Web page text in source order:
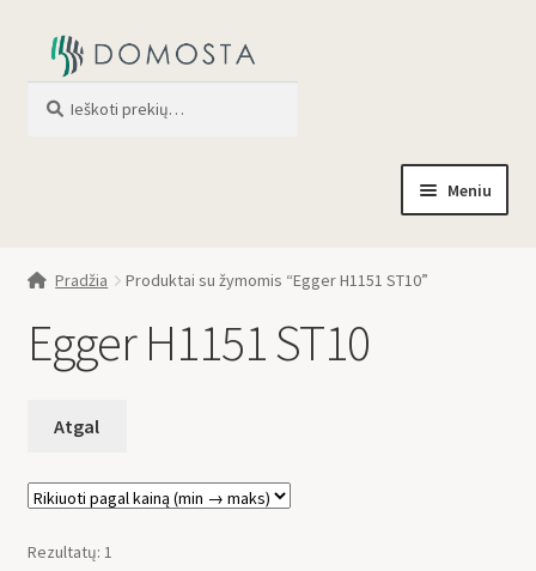
Meniu
Apie mus
Profilis
Pradžia Produktai su žymomis “Egger H1151 ST10”
Egger H1151 ST10
Rezultatų: 1